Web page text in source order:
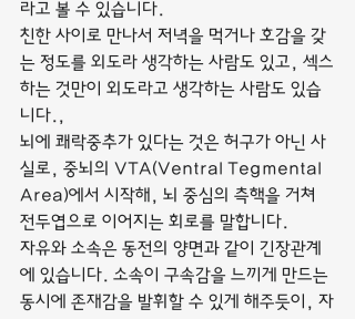
라고 볼 수 있습니다.
친한 사이로 만나서 저녁을 먹거나 호감을 갖
는 정도를 외도라 생각하는 사람도 있고, 섹스
하는 것만이 외도라고 생각하는 사람도 있습
니다.,
뇌에 쾌락중추가 있다는 것은 허구가 아닌 사
실로, 중뇌의 VTA(Ventral Tegmental
Area)에서 시작해, 뇌 중심의 측핵을 거쳐
전두엽으로 이어지는 회로를 말합니다.
자유와 소속은 동전의 양면과 같이 긴장관계
에 있습니다. 소속이 구속감을 느끼게 만드는
동시에 존재감을 발휘할 수 있게 해주듯이, 자